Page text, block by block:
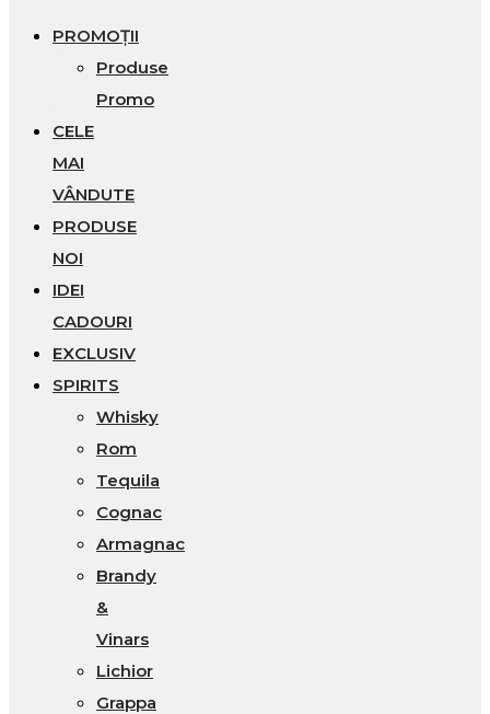
PROMOȚII
Produse
Promo
CELE
MAI
VÂNDUTE
PRODUSE
NOI
IDEI
CADOURI
EXCLUSIV
SPIRITS
Whisky
Rom
Tequila
Cognac
Armagnac
Brandy
&
Vinars
Lichior
Grappa